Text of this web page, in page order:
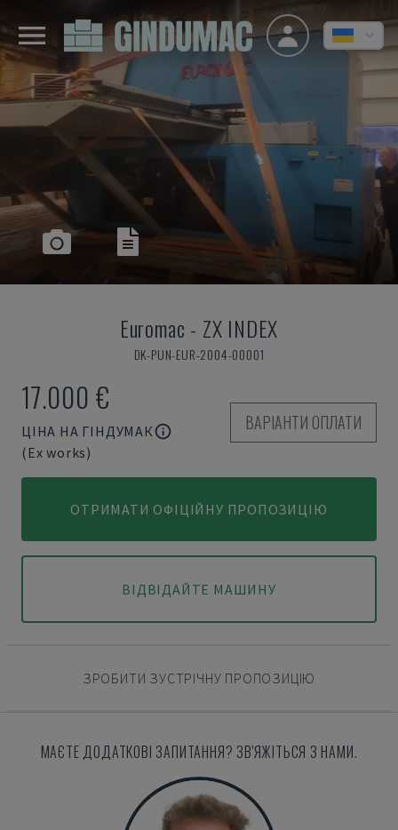
Euromac - ZX INDEX
DK-PUN-EUR-2004-00001
17.000 €
ЦІНА НА ГІНДУМАК
(Ex works)
ВАРІАНТИ ОПЛАТИ
ОТРИМАТИ ОФІЦІЙНУ ПРОПОЗИЦІЮ
ВІДВІДАЙТЕ МАШИНУ
ЗРОБИТИ ЗУСТРІЧНУ ПРОПОЗИЦІЮ
МАЄТЕ ДОДАТКОВІ ЗАПИТАННЯ? ЗВ'ЯЖІТЬСЯ З НАМИ.